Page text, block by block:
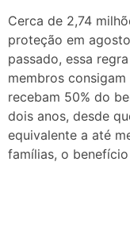
Cerca de 2,74
proteção em
passado, essa
membros
recebam 50% do
dois anos, desde
equivalente a até
famílias, o